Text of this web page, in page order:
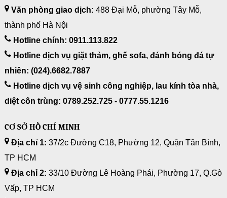
Văn phòng giao dịch: 488 Đại Mỗ, phường Tây Mỗ,
thành phố Hà Nội
Hotline chính: 0911.113.822
Hotline dịch vụ giặt thảm, ghế sofa, đánh bóng đá tự
nhiên: (024).6682.7887
Hotline dịch vụ vệ sinh công nghiệp, lau kính tòa nhà,
diệt côn trùng: 0789.252.725 - 0777.55.1216
CƠ SỞ HỒ CHÍ MINH
Địa chỉ 1: 37/2c Đường C18, Phường 12, Quận Tân Bình,
TP HCM
Địa chỉ 2: 33/10 Đường Lê Hoàng Phái, Phường 17, Q.Gò
Vấp, TP HCM